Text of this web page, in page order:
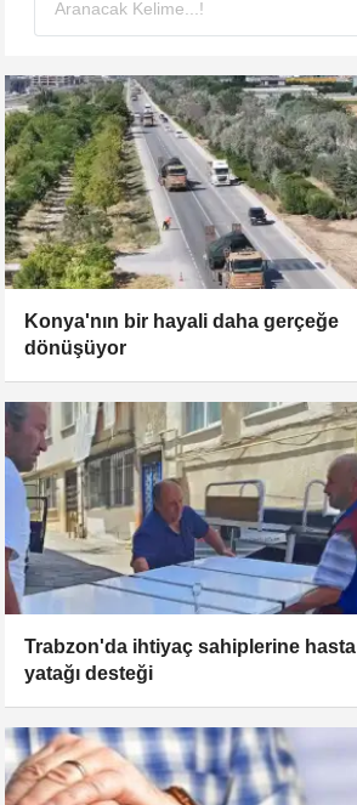
Konya'nın bir hayali daha gerçeğe
dönüşüyor
Trabzon'da ihtiyaç sahiplerine hasta
yatağı desteği